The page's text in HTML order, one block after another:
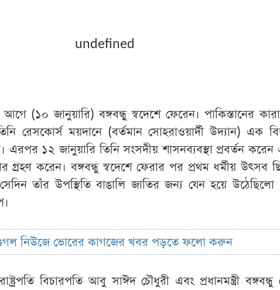
undefined
আগে(১০ জানুয়ারি)বঙ্গবন্ধু স্বদেশে ফেরেন। পাকিস্তানের
রেসকোর্স ময়দানে(বর্তমান সোহরাওয়ার্দী উদ্যান) এক
। এরপর ১২ জানুয়ারি তিনি সংসদীয় শাসনব্যবস্থা প্রবর্তন করেন
গ্রহণ করেন। বঙ্গবন্ধু স্বদেশে ফেরার পর প্রথম ধর্মীয় উৎসব
সেদিন তাঁর উপস্থিতি বাঙালি জাতির জন্য যেন হয়ে উঠেছিলো
।
নিউজে ভোরের কাগজের খবর পড়তে ফলো করুন
রাষ্ট্রপতি বিচারপতি আবু সাঈদ চৌধুরী এবং প্রধানমন্ত্রী বঙ্গবন্ধু